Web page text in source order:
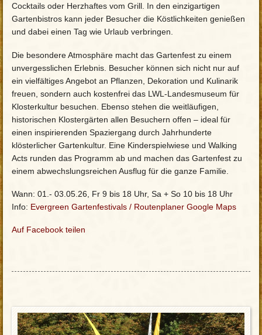
Cocktails oder Herzhaftes vom Grill. In den einzigartigen
Gartenbistros kann jeder Besucher die Köstlichkeiten genießen
und dabei einen Tag wie Urlaub verbringen.
Die besondere Atmosphäre macht das Gartenfest zu einem
unvergesslichen Erlebnis. Besucher können sich nicht nur auf
ein vielfältiges Angebot an Pflanzen, Dekoration und Kulinarik
freuen, sondern auch kostenfrei das LWL-Landesmuseum für
Klosterkultur besuchen. Ebenso stehen die weitläufigen,
historischen Klostergärten allen Besuchern offen – ideal für
einen inspirierenden Spaziergang durch Jahrhunderte
klösterlicher Gartenkultur. Eine Kinderspielwiese und Walking
Acts runden das Programm ab und machen das Gartenfest zu
einem abwechslungsreichen Ausflug für die ganze Familie.
Wann: 01.- 03.05.26, Fr 9 bis 18 Uhr, Sa + So 10 bis 18 Uhr
Info: Evergreen Gartenfestivals / Routenplaner Google Maps
Auf Facebook teilen